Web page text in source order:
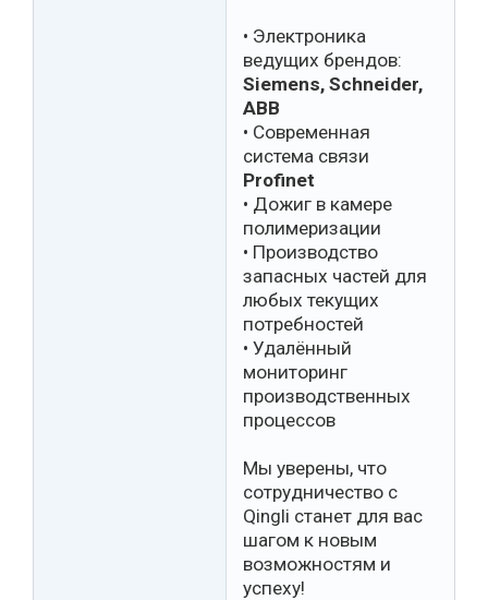
• Электроника
ведущих брендов:
Siemens, Schneider,
ABB
• Современная
система связи
Profinet
• Дожиг в камере
полимеризации
• Производство
запасных частей для
любых текущих
потребностей
• Удалённый
мониторинг
производственных
процессов
Мы уверены, что
сотрудничество с
Qingli станет для вас
шагом к новым
возможностям и
успеху!